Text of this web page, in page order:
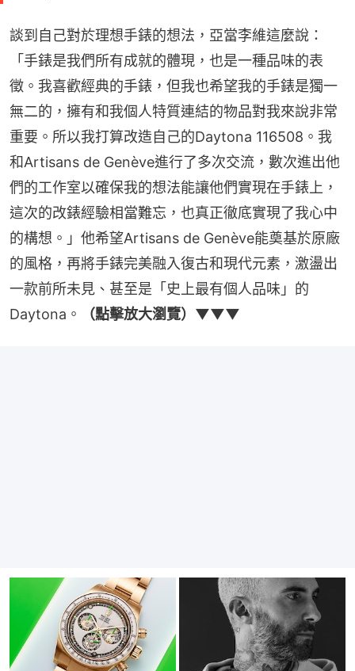
談到自己對於理想手錶的想法，亞當李維這麼說：
「手錶是我們所有成就的體現，也是一種品味的表
徵。我喜歡經典的手錶，但我也希望我的手錶是獨一
無二的，擁有和我個人特質連結的物品對我來說非常
重要。所以我打算改造自己的Daytona 116508。我
和Artisans de Genève進行了多次交流，數次進出他
們的工作室以確保我的想法能讓他們實現在手錶上，
這次的改錶經驗相當難忘，也真正徹底實現了我心中
的構想。」他希望Artisans de Genève能奠基於原廠
的風格，再將手錶完美融入復古和現代元素，激盪出
一款前所未見、甚至是「史上最有個人品味」的
Daytona。
（點擊放大瀏覽）▼▼▼